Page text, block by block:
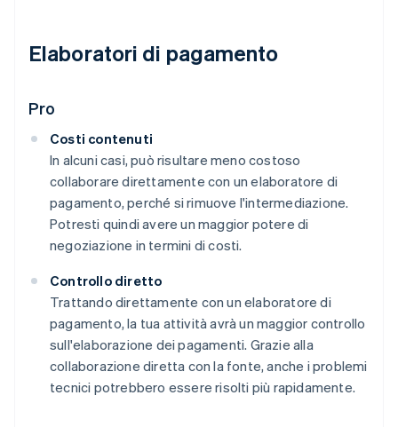
Elaboratori di pagamento
Pro
Costi contenuti
In alcuni casi, può risultare meno costoso
collaborare direttamente con un elaboratore di
pagamento, perché si rimuove l'intermediazione.
Potresti quindi avere un maggior potere di
negoziazione in termini di costi.
Controllo diretto
Trattando direttamente con un elaboratore di
pagamento, la tua attività avrà un maggior controllo
sull'elaborazione dei pagamenti. Grazie alla
collaborazione diretta con la fonte, anche i problemi
tecnici potrebbero essere risolti più rapidamente.